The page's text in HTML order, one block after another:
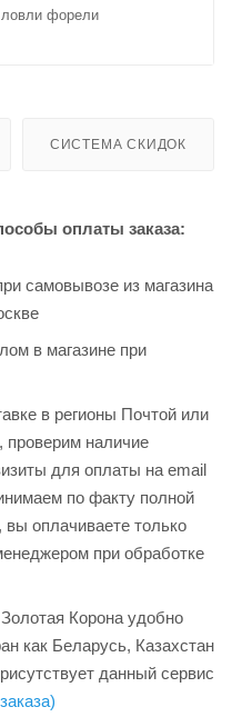
ловли форели
СИСТЕМА СКИДОК
оплаты заказа:
самовывозе из магазина
в магазине при
в регионы Почтой или
наличие
для оплаты на email
по факту полной
вы оплачиваете только
при обработке
Корона удобно
как Беларусь, Казахстан
данный сервис